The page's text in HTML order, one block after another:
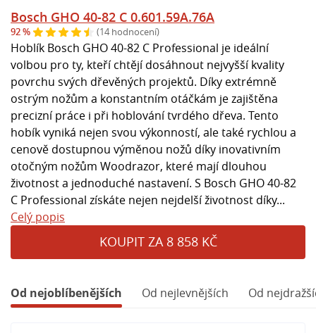
Bosch GHO 40-82 C 0.601.59A.76A
92 % (14 hodnocení)
Hoblík Bosch GHO 40-82 C Professional je ideální
volbou pro ty, kteří chtějí dosáhnout nejvyšší kvality
povrchu svých dřevěných projektů. Díky extrémně
ostrým nožům a konstantním otáčkám je zajištěna
precizní práce i při hoblování tvrdého dřeva. Tento
hobík vyniká nejen svou výkonností, ale také rychlou a
cenově dostupnou výměnou nožů díky inovativním
otočným nožům Woodrazor, které mají dlouhou
životnost a jednoduché nastavení. S Bosch GHO 40-82
C Professional získáte nejen nejdelší životnost díky...
Celý popis
KOUPIT ZA 8 858 KČ
Od nejoblíbenějších Od nejlevnějších Od